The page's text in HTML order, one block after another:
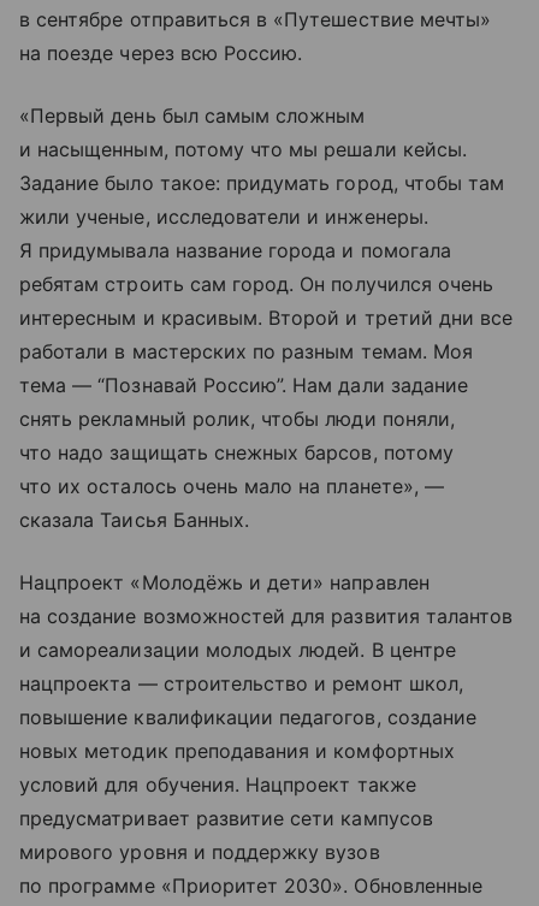
в сентябре отправиться в «Путешествие мечты»
на поезде через всю Россию.
«Первый день был самым сложным
и насыщенным, потому что мы решали кейсы.
Задание было такое: придумать город, чтобы там
жили ученые, исследователи и инженеры.
Я придумывала название города и помогала
ребятам строить сам город. Он получился очень
интересным и красивым. Второй и третий дни все
работали в мастерских по разным темам. Моя
тема — “Познавай Россию”. Нам дали задание
снять рекламный ролик, чтобы люди поняли,
что надо защищать снежных барсов, потому
что их осталось очень мало на планете», —
сказала Таисья Банных.
Нацпроект «Молодёжь и дети» направлен
на создание возможностей для развития талантов
и самореализации молодых людей. В центре
нацпроекта — строительство и ремонт школ,
повышение квалификации педагогов, создание
новых методик преподавания и комфортных
условий для обучения. Нацпроект также
предусматривает развитие сети кампусов
мирового уровня и поддержку вузов
по программе «Приоритет 2030». Обновленные